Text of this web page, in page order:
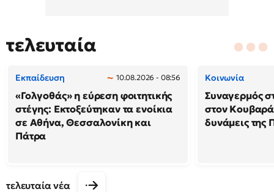
τελευταία
Εκπαίδευση 10.08.2026 - 08:56
«Γολγοθάς» η εύρεση φοιτητικής
στέγης: Εκτοξεύτηκαν τα ενοίκια
σε Αθήνα, Θεσσαλονίκη και
Πάτρα
Κοινωνία
Συναγερμός
στον Κουβαρά
δυνάμεις της
τελευταία νέα